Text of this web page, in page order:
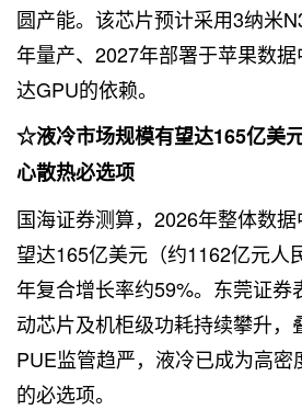
圆产能。该芯片预计采用3纳米
年量产、2027年部署于苹果数
达GPU的依赖。
☆液冷市场规模有望达165亿美
心散热必选项
国海证券测算，2026年整体数
望达165亿美元（约1162亿元人
年复合增长率约59%。东莞证券
动芯片及机柜级功耗持续攀升，
PUE监管趋严，液冷已成为高
的必选项。